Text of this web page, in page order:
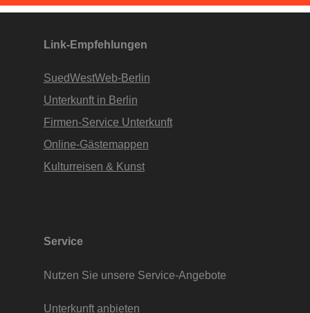
Link-Empfehlungen
SuedWestWeb-Berlin
Unterkunft in Berlin
Firmen-Service Unterkunft
Online-Gästemappen
Kulturreisen & Kunst
Service
Nutzen Sie unsere Service-Angebote
Unterkunft anbieten